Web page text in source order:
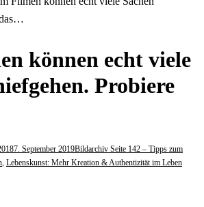
können echt viele
Probiere
7. September 2019Bildarchiv Seite 142 – Tipps zum
, Lebenskunst: Mehr Kreation & Authentizität im Leben